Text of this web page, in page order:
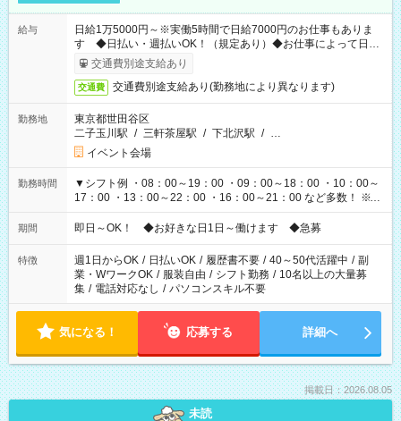
給与
日給1万5000円～※実働5時間で日給7000円のお仕事もありま
す ◆日払い・週払いOK！（規定あり）◆お仕事によって日給
も異なります
交通費別途支給あり
交通費 交通費別途支給あり(勤務地により異なります)
勤務地
東京都世田谷区
二子玉川駅 / 三軒茶屋駅 / 下北沢駅 / …
イベント会場
勤務時間
▼シフト例 ・08：00～19：00 ・09：00～18：00 ・10：00～
17：00 ・13：00～22：00 ・16：00～21：00 など多数！ ※お
仕事により勤務時間が異なります
期間 即日～OK！ ◆お好きな日1日～働けます ◆急募
特徴 週1日からOK / 日払いOK / 履歴書不要 / 40～50代活躍中 / 副
業・WワークOK / 服装自由 / シフト勤務 / 10名以上の大量募
集 / 電話対応なし / パソコンスキル不要
気になる！ 応募する 詳細へ
掲載日：2026.08.05
未読